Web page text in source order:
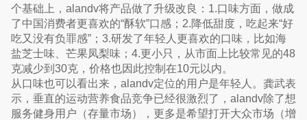
个基础上，alandv将产品做了升级改良：1.口味方面，做成
了中国消费者更喜欢的“酥软”口感；2.降低甜度，吃起来“好
吃又没有负罪感”；3.研发了年轻人更喜欢的口味，比如海
盐芝士味、芒果凤梨味；4.更小只，从市面上比较常见的48
克减少到30克，价格也因此控制在10元以内。
从口味也可以看出来，alandv定位的用户是年轻人。龚武表
示，垂直的运动营养食品竞争已经很激烈了，alandv除了想
服务健身用户（存量市场），更多是希望打开大众市场（增